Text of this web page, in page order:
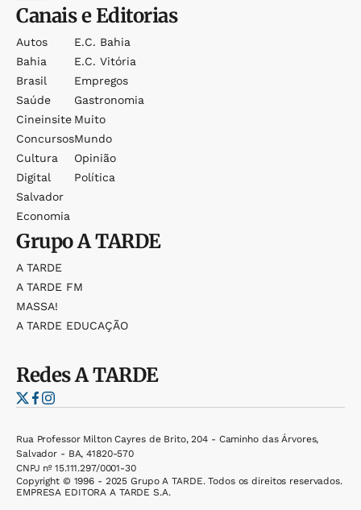
Canais e Editorias
Autos
Bahia
Brasil
Saúde
Cineinsite
Concursos
Cultura
Digital
Salvador
Economia
E.c. Bahia
E.c. Vitória
Empregos
Gastronomia
Muito
Mundo
Opinião
Política
GrupoA TARDE
A TARDE
A TARDE FM
MASSA!
A TARDE EDUCAÇÃO
RedesA TARDE
Rua Professor Milton Cayres de Brito, 204 - Caminho das Árvores,
Salvador - BA, 41820-570
CNPJ nº 15.111.297/0001-30
Copyright © 1996 - 2025 Grupo A TARDE. Todos os direitos reservados.
EMPRESA EDITORA A TARDE S.A.